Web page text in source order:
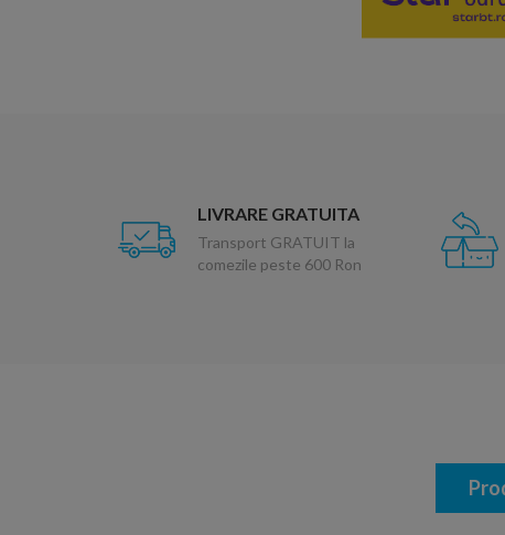
LIVRARE GRATUITA
Transport GRATUIT la
comezile peste 600 Ron